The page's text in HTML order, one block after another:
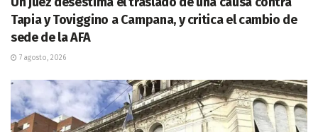
Tapia y Toviggino a Campana, y critica el cambio de
sede de la AFA
7 agosto, 2026